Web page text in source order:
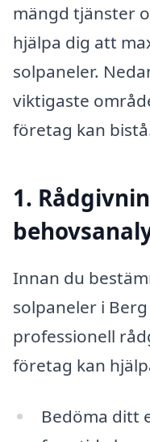
mängd tjänster
hjälpa dig att
solpaneler.
viktigaste
företag kan
1.
Innan du
solpaneler i
professionell
företag kan
Bedöma ditt